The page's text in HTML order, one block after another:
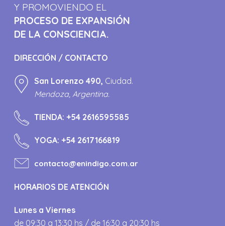
Y PROMOVIENDO EL
PROCESO DE EXPANSIÓN
DE LA CONSCIENCIA.
DIRECCIÓN / CONTACTO
San Lorenzo 490, Ciudad.
Mendoza, Argentina.
TIENDA:+54 2616595585
YOGA:+54 2617166819
contacto@enindigo.com.ar
HORARIOS DE ATENCIÓN
Lunes a Viernes
de 09:30 a 13:30 hs / de 16:30 a 20:30 hs